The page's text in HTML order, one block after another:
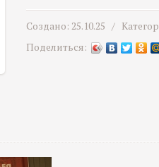
Создано: 25.10.25 /
Поделиться: